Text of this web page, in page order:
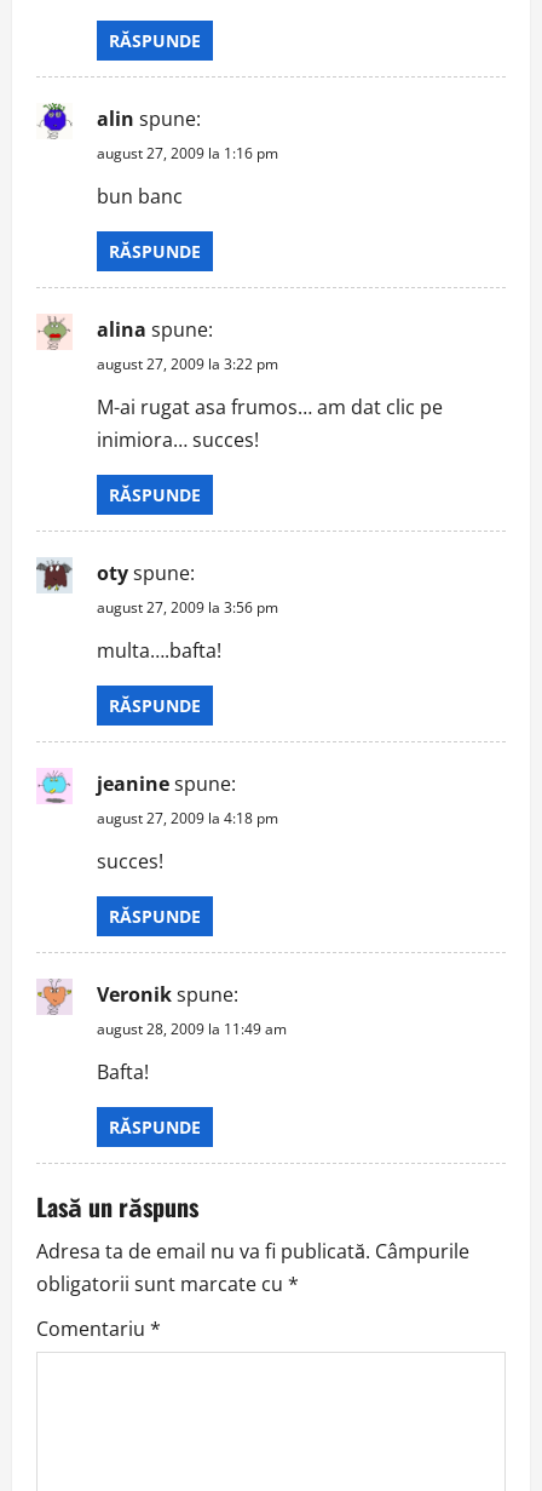
RĂSPUNDE
alin spune:
august 27, 2009 la 1:16 pm
bun banc
RĂSPUNDE
alina spune:
august 27, 2009 la 3:22 pm
M-ai rugat asa frumos… am dat clic pe
inimiora… succes!
RĂSPUNDE
otyspune:
august 27, 2009 la 3:56 pm
multa….bafta!
RĂSPUNDE
jeaninespune:
august 27, 2009 la 4:18 pm
succes!
RĂSPUNDE
Veronikspune:
august 28, 2009 la 11:49 am
Bafta!
RĂSPUNDE
Lasă un răspuns
Adresa ta de email nu va fi publicată. Câmpurile
obligatorii sunt marcate cu *
Comentariu *